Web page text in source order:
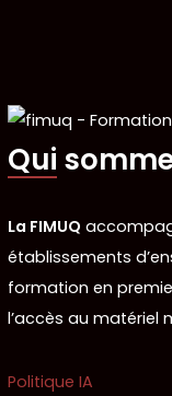
Qui
La FIMUQ
établissements
formation en
l’accès au matériel
Politique IA